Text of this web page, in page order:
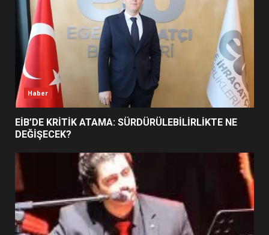
6
BURHANİYE SATRANÇ
TURNUVASI KAYITLARI NEYİ
DEĞİŞTİRİYOR?
BURHANİYE BELEDİYESPOR’DA
YENİ YÖNETİM NASIL
Haber
EİB’DE KRİTİK ATAMA: SÜRDÜRÜLEBİLİRLİKTE NE
DEĞİŞECEK?